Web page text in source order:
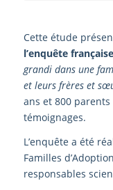
Cette étude
l’enquête
grandi dans une
et leurs frères et
ans et 800
témoignages.
L’enquête a été
Familles
responsables